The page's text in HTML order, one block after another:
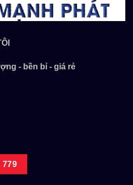
- bền bỉ - giá rẻ
779